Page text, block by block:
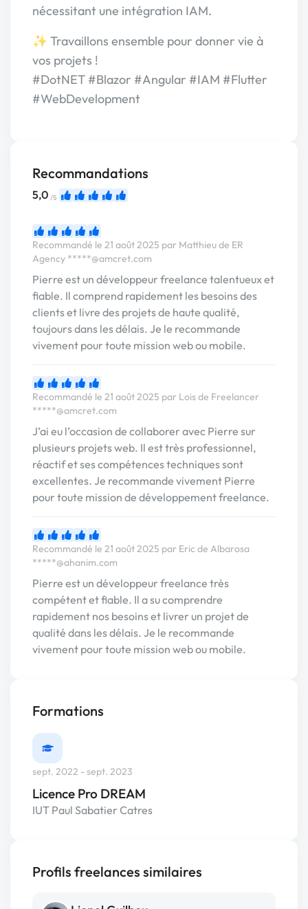
nécessitant une intégration IAM.
✨ Travaillons ensemble pour donner vie à
vos projets !
#DotNET #Blazor #Angular #IAM #Flutter
#WebDevelopment
Recommandations
5,0 /5
Recommandé le 21 août 2025 par Matthieu de ER
Agency *****@amcret.com
Pierre est un développeur freelance talentueux et
fiable. Il comprend rapidement les besoins des
clients et livre des projets de haute qualité,
toujours dans les délais. Je le recommande
vivement pour toute mission web ou mobile.
Recommandé le 21 août 2025 par Lois de Freelancer
*****@amcret.com
J’ai eu l’occasion de collaborer avec Pierre sur
plusieurs projets web. Il est très professionnel,
réactif et ses compétences techniques sont
excellentes. Je recommande vivement Pierre
pour toute mission de développement freelance.
Recommandé le 21 août 2025 par Eric de Albarosa
*****@ahanim.com
Pierre est un développeur freelance très
compétent et fiable. Il a su comprendre
rapidement nos besoins et livrer un projet de
qualité dans les délais. Je le recommande
vivement pour toute mission web ou mobile.
Formations
sept. 2022 - sept. 2023
Licence Pro DREAM
IUT Paul Sabatier Catres
Profils freelances similaires